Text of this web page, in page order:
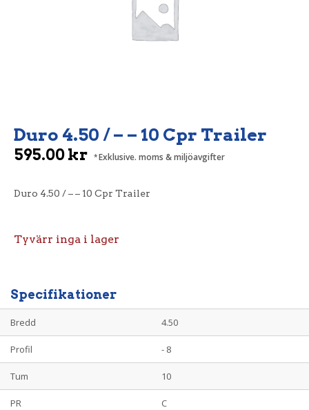
Duro 4.50 / – – 10 Cpr Trailer
595.00kr Exklusive. moms & miljöavgifter
Duro 4.50 / – – 10 Cpr Trailer
Tyvärr inga i lager
Specifikationer
Bredd 4.50
Profil - 8
Tum 10
PR C